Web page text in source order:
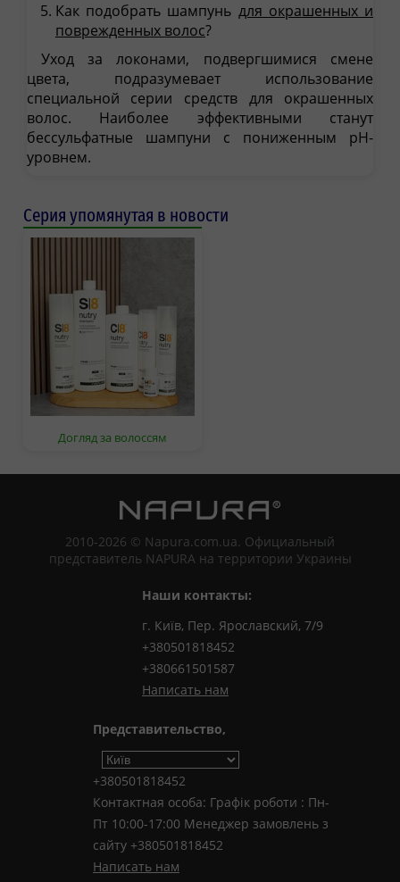
Как подобрать шампунь для окрашенных и
поврежденных волос?
Уход за локонами, подвергшимися смене
цвета, подразумевает использование
специальной серии средств для окрашенных
волос. Наиболее эффективными станут
бессульфатные шампуни с пониженным pH-
уровнем.
Серия упомянутая в новости
Догляд за волоссям
2010-2026 © Napura.com.ua. Официальный
представитель NAPURA на территории Украины
Наши контакты:
г. Київ, Пер. Ярославский, 7/9
+380501818452
+380661501587
Написать нам
Представительство,
+380501818452
Контактная особа: Графік роботи : Пн-
Пт 10:00-17:00 Менеджер замовлень з
сайту +380501818452
Написать нам